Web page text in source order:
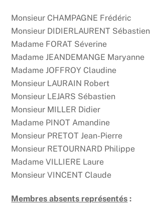
Monsieur CHAMPAGNE Frédéric
Monsieur DIDIERLAURENT Sébastien
Madame FORAT Séverine
Madame JEANDEMANGE Maryanne
Madame JOFFROY Claudine
Monsieur LAURAIN Robert
Monsieur LEJARS Sébastien
Monsieur MILLER Didier
Madame PINOT Amandine
Monsieur PRETOT Jean-Pierre
Monsieur RETOURNARD Philippe
Madame VILLIERE Laure
Monsieur VINCENT Claude
Membres absents représentés :